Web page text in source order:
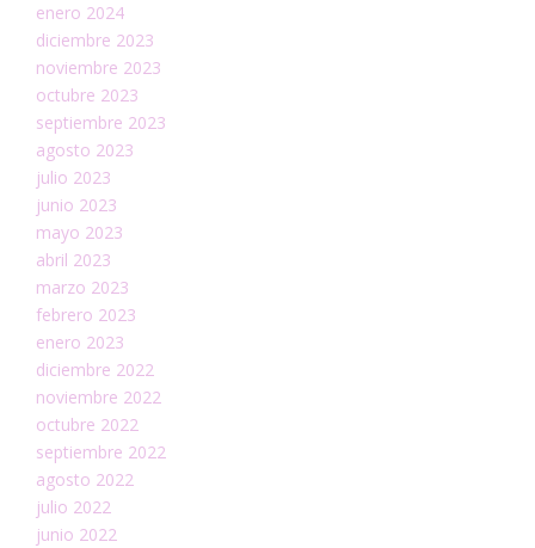
enero 2024
diciembre 2023
noviembre 2023
octubre 2023
septiembre 2023
agosto 2023
julio 2023
junio 2023
mayo 2023
abril 2023
marzo 2023
febrero 2023
enero 2023
diciembre 2022
noviembre 2022
octubre 2022
septiembre 2022
agosto 2022
julio 2022
junio 2022